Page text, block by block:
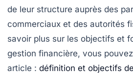
de leur structure auprès des
commerciaux et des autorités
savoir plus sur les objectifs et
gestion financière, vous
article : définition et objectifs